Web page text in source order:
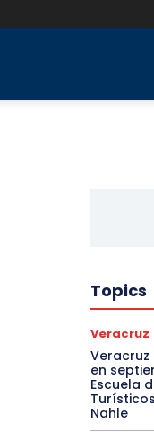
Topics
Veracruz
en
Escuela
Nahle